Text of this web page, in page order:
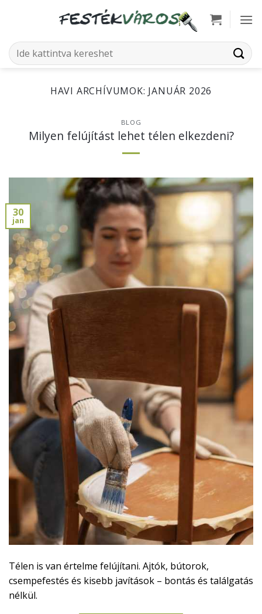
Keresés
a
HAVI ARCHÍVUMOK: JANUÁR 2026
BLOG
Milyen felújítást lehet télen elkezdeni?
30
jan
Télen is van értelme felújítani. Ajtók, bútorok,
csempefestés és kisebb javítások – bontás és találgatás
nélkül.